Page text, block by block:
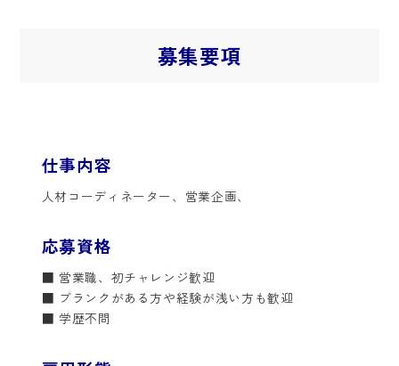
募集要項
仕事内容
人材コーディネーター、営業企画、
応募資格
■ 営業職、初チャレンジ歓迎
■ ブランクがある方や経験が浅い方も歓迎
■ 学歴不問